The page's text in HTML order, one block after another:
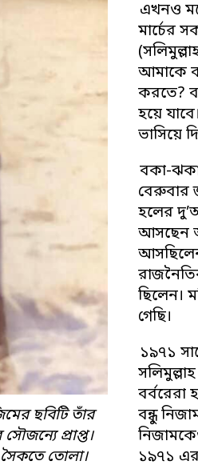
ছবিটি তাঁর
প্রাপ্ত।
তোলা।
এখনও
মার্চের
আমাকে
করতে?
হয়ে
ভাসিয়ে
বকা-
বেরুবার
হলের
আসছেন
ছিলেন।
গেছি।
১৯৭১
বন্ধু
১৯৭১ এর